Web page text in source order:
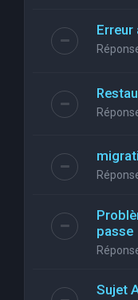
Erreur
passe
Sujet